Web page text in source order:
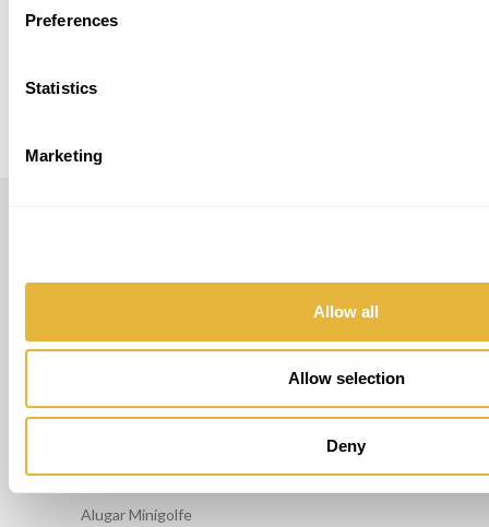
Preferences
Statistics
Marketing
Allow all
Allow selection
Deny
(+351) 917 180 500
(Chamada para rede móvel nacional)
OUTROS SERVIÇOS
Alugar Minigolfe